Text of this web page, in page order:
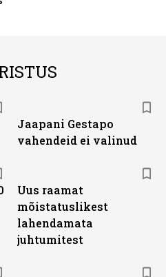
Jaapani Gestapo
vahendeid ei valinud
Uus raamat
mõistatuslikest
lahendamata
juhtumitest